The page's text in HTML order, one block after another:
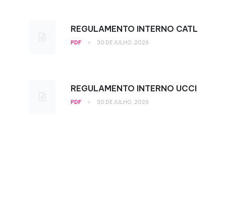
REGULAMENTO INTERNO CATL
PDF • 30 DE JULHO, 2026
REGULAMENTO INTERNO UCCI
PDF • 30 DE JULHO, 2026